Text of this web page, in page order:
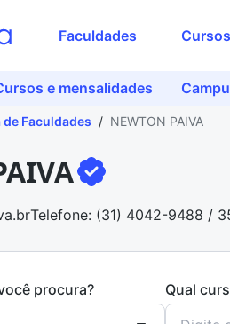
Faculdades Cursos
e mensalidades
de Faculdades / NEWTON PAIVA
Telefone: (31) 4042-9488 /
procura? Qual